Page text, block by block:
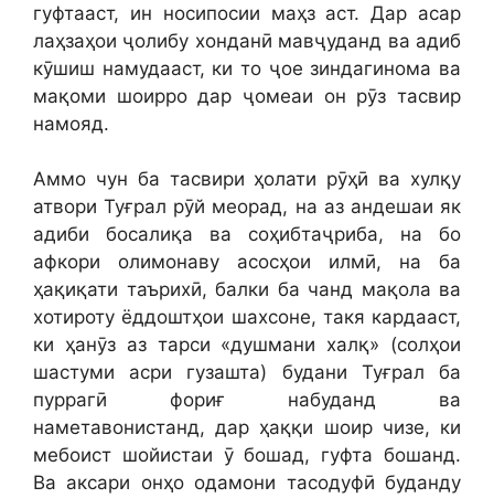
гуфтааст, ин носипосии маҳз аст. Дар асар
лаҳзаҳои ҷолибу хонданӣ мавҷуданд ва адиб
кӯшиш намудааст, ки то ҷое зиндагинома ва
мақоми шоирро дар ҷомеаи он рӯз тасвир
намояд.
Аммо чун ба тасвири ҳолати рӯҳӣ ва хулқу
атвори Туғрал рӯй меорад, на аз андешаи як
адиби босалиқа ва соҳибтаҷриба, на бо
афкори олимонаву асосҳои илмӣ, на ба
ҳақиқати таърихӣ, балки ба чанд мақола ва
хотироту ёддоштҳои шахсоне, такя кардааст,
ки ҳанӯз аз тарси «душмани халқ» (солҳои
шастуми асри гузашта) будани Туғрал ба
пуррагӣ фориғ набуданд ва
наметавонистанд, дар ҳаққи шоир чизе, ки
мебоист шойистаи ӯ бошад, гуфта бошанд.
Ва аксари онҳо одамони тасодуфӣ буданду